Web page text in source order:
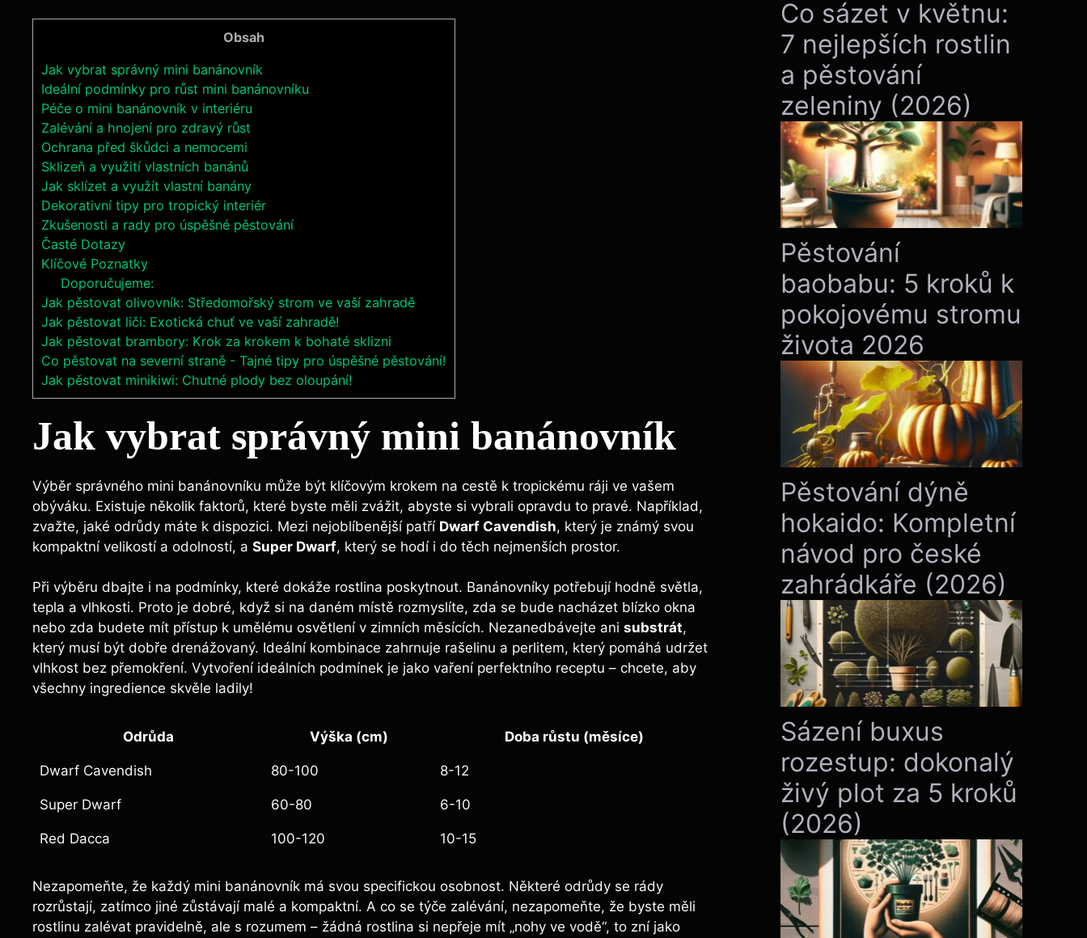
Obsah
Jak vybrat správný mini banánovník
Ideální podmínky pro růst mini banánovníku
Péče o mini banánovník v interiéru
Zalévání a hnojení pro zdravý růst
Ochrana před škůdci a nemocemi
Sklizeň a využití vlastních banánů
Jak sklízet a využít vlastní banány
Dekorativní tipy pro tropický interiér
Zkušenosti a rady pro úspěšné pěstování
Časté Dotazy
Klíčové Poznatky
Doporučujeme:
Jak pěstovat olivovník: Středomořský strom ve vaší zahradě
Jak pěstovat liči: Exotická chuť ve vaší zahradě!
Jak pěstovat brambory: Krok za krokem k bohaté sklizni
Co pěstovat na severní straně - Tajné tipy pro úspěšné pěstování!
Jak pěstovat minikiwi: Chutné plody bez oloupání!
Jak vybrat správný mini banánovník
Výběr správného mini banánovníku může být klíčovým krokem na cestě k tropickému ráji ve vašem
obýváku. Existuje několik faktorů, které byste měli zvážit, abyste si vybrali opravdu to pravé. Například,
zvažte, jaké odrůdy máte k dispozici. Mezi nejoblíbenější patří Dwarf Cavendish, který je známý svou
kompaktní velikostí a odolností, a Super Dwarf, který se hodí i do těch nejmenších prostor.
Při výběru dbajte i na podmínky, které dokáže rostlina poskytnout. Banánovníky potřebují hodně světla,
tepla a vlhkosti. Proto je dobré, když si na daném místě rozmyslíte, zda se bude nacházet blízko okna
nebo zda budete mít přístup k umělému osvětlení v zimních měsících. Nezanedbávejte ani substrát,
který musí být dobře drenážovaný. Ideální kombinace zahrnuje rašelinu a perlitem, který pomáhá udržet
vlhkost bez přemokření. Vytvoření ideálních podmínek je jako vaření perfektního receptu – chcete, aby
všechny ingredience skvěle ladily!
Odrůda Výška (cm) Doba růstu (měsíce)
Dwarf Cavendish 80-100 8-12
Super Dwarf 60-80 6-10
Red Dacca 100-120 10-15
Nezapomeňte, že každý mini banánovník má svou specifickou osobnost. Některé odrůdy se rády
rozrůstají, zatímco jiné zůstávají malé a kompaktní. A co se týče zalévání, nezapomeňte, že byste měli
rostlinu zalévat pravidelně, ale s rozumem – žádná rostlina si nepřeje mít „nohy ve vodě“, to zní jako
Co sázet v květnu:
7 nejlepších rostlin
a pěstování
zeleniny (2026)
Pěstování
baobabu: 5 kroků k
pokojovému stromu
života 2026
Pěstování dýně
hokaido: Kompletní
návod pro české
zahrádkáře (2026)
Sázení buxus
rozestup: dokonalý
živý plot za 5 kroků
(2026)